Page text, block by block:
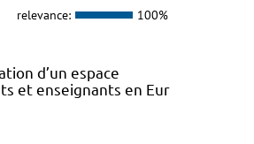
relevance: 100%
d’un espace
et enseignants en Eur